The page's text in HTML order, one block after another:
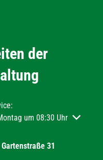
der
Schließzeiten
um 08:30 Uhr
31